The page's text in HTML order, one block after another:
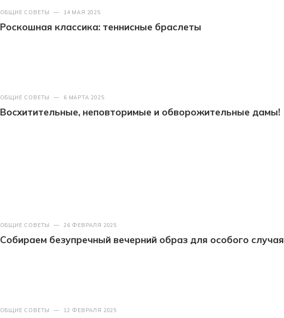
ОБЩИЕ СОВЕТЫ — 14 МАЯ 2025
Роскошная классика: теннисные браслеты
ОБЩИЕ СОВЕТЫ — 6 МАРТА 2025
Восхитительные, неповторимые и обворожительные дамы!
ОБЩИЕ СОВЕТЫ — 26 ФЕВРАЛЯ 2025
Собираем безупречный вечерний образ для особого случая
ОБЩИЕ СОВЕТЫ — 12 ФЕВРАЛЯ 2025